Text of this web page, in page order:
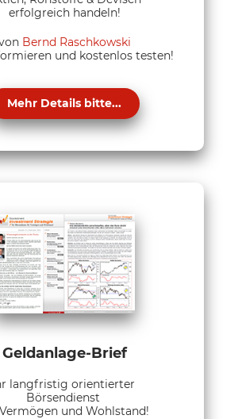
erfolgreich handeln!
Bernd Raschkowski
und kostenlos testen!
Mehr Details bitte...
Geldanlage-Brief
langfristig orientierter
Börsendienst
und Wohlstand!